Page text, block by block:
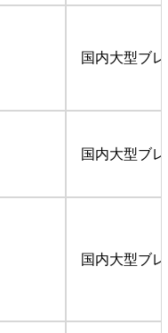
国内大型ブ
国内大型ブ
国内大型ブ